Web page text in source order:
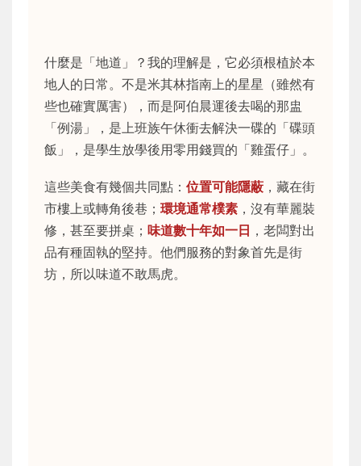
什麼是「地道」？我的理解是，它必須根植於本
地人的日常。不是米其林指南上的星星（雖然有
些也確實厲害），而是阿伯晨運後去喝的那盅
「例湯」，是上班族午休衝去解決一碟的「碟頭
飯」，是學生放學後用零用錢買的「雞蛋仔」。
這些美食有幾個共同點： 位置可能隱蔽 ，藏在街
市樓上或轉角後巷； 環境通常樸素 ，沒有華麗裝
修，甚至要拼桌； 味道數十年如一日 ，老闆對出
品有種固執的堅持。他們服務的對象首先是街
坊，所以味道不敢馬虎。